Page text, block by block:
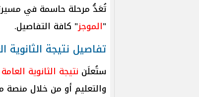
تُعَدُّ مرحلة حاسمة في
"الموجز" كافة التفاصيل.
تفاصيل نتيجة الثانوية العامة 2024
ستُعلَن نتيجة الثانوية العامة 2024
والتعليم أو من خلال منصة